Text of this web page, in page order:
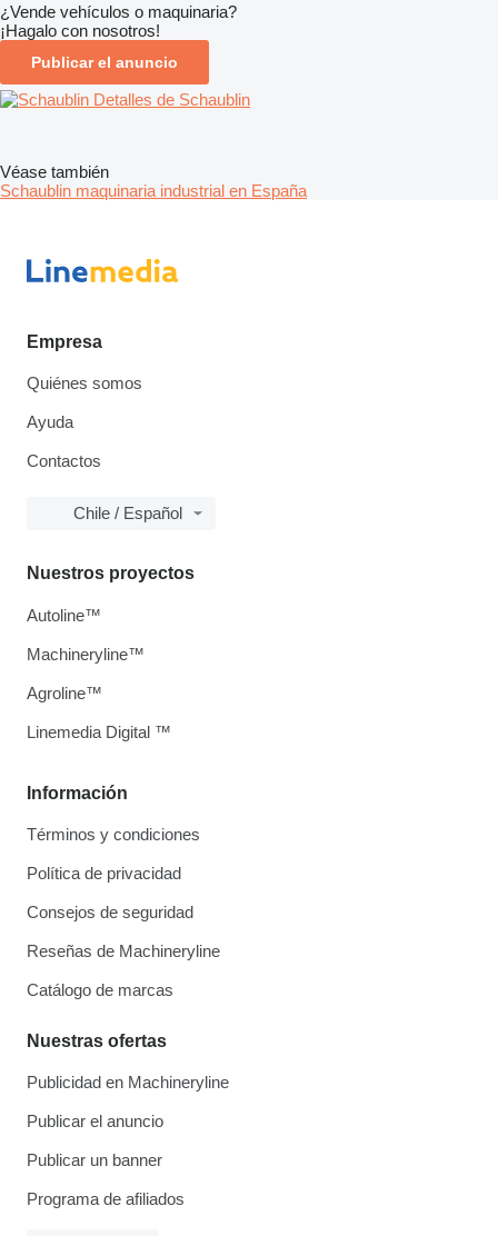
¿Vende vehículos o maquinaria?
¡Hagalo con nosotros!
Publicar el anuncio
Detalles de Schaublin
Véase también
Schaublin maquinaria industrial en España
Empresa
Quiénes somos
Ayuda
Contactos
Chile / Español
Información
Términos y condiciones
Política de privacidad
Consejos de seguridad
Reseñas de Machineryline
Catálogo de marcas
Nuestras ofertas
Publicidad en Machineryline
Publicar el anuncio
Publicar un banner
Programa de afiliados
Nuestros proyectos
Autoline™
Machineryline™
Agroline™
Linemedia Digital ™